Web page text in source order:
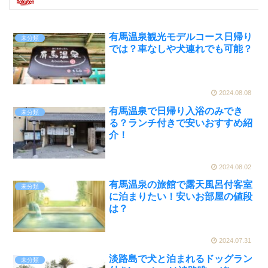
未分類
有馬温泉観光モデルコース日帰り
では？車なしや犬連れでも可能？
2024.08.08
未分類
有馬温泉で日帰り入浴のみでき
る？ランチ付きで安いおすすめ紹
介！
2024.08.02
未分類
有馬温泉の旅館で露天風呂付客室
に泊まりたい！安いお部屋の値段
は？
2024.07.31
未分類
淡路島で犬と泊まれるドッグラン